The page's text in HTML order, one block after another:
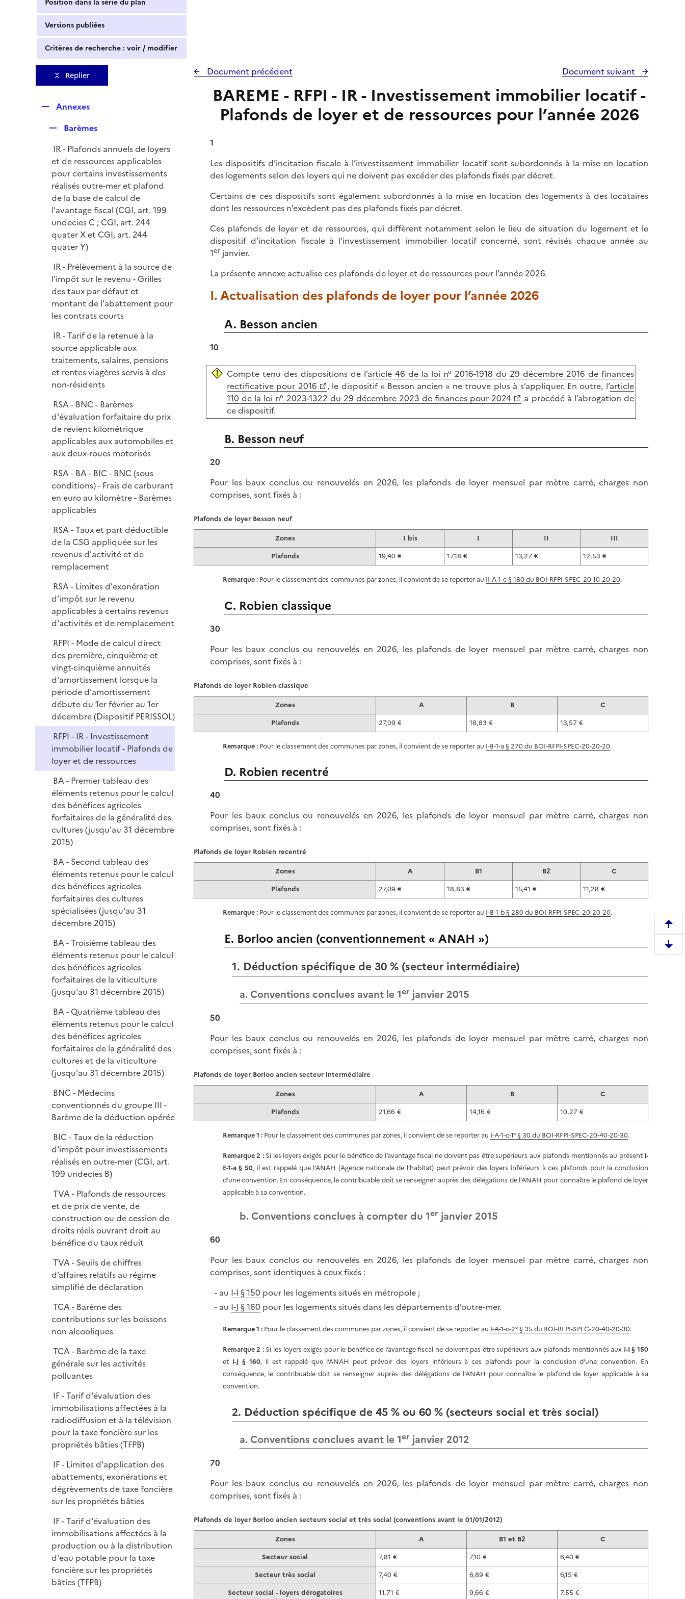
Position dans la série du plan
Versions publiées
Critères de recherche : voir / modifier
Replier
p
e
r
Annexes
p
l
i
e
r
Barèmes
IR - Plafonds annuels de loyers
et de ressources applicables
pour certains investissements
réalisés outre-mer et plafond
de la base de calcul de
l'avantage fiscal (CGI, art. 199
undecies C ; CGI, art. 244
quater X et CGI, art. 244
quater Y)
IR - Prélèvement à la source de
l'impôt sur le revenu - Grilles
des taux par défaut et
montant de l'abattement pour
les contrats courts
IR - Tarif de la retenue à la
source applicable aux
traitements, salaires, pensions
et rentes viagères servis à des
non-résidents
RSA - BNC - Barèmes
d'évaluation forfaitaire du prix
de revient kilométrique
applicables aux automobiles et
aux deux-roues motorisés
RSA - BA - BIC - BNC (sous
conditions) - Frais de carburant
en euro au kilomètre - Barèmes
applicables
RSA - Taux et part déductible
de la CSG appliquée sur les
revenus d'activité et de
remplacement
RSA - Limites d'exonération
d'impôt sur le revenu
applicables à certains revenus
d'activités et de remplacement
RFPI - Mode de calcul direct
des première, cinquième et
vingt-cinquième annuités
d'amortissement lorsque la
période d'amortissement
débute du 1er février au 1er
décembre (Dispositif PERISSOL)
RFPI - IR - Investissement
immobilier locatif - Plafonds de
loyer et de ressources
BA - Premier tableau des
éléments retenus pour le calcul
des bénéfices agricoles
forfaitaires de la généralité des
cultures (jusqu'au 31 décembre
2015)
BA - Second tableau des
éléments retenus pour le calcul
des bénéfices agricoles
forfaitaires des cultures
spécialisées (jusqu'au 31
décembre 2015)
BA - Troisième tableau des
éléments retenus pour le calcul
des bénéfices agricoles
forfaitaires de la viticulture
(jusqu'au 31 décembre 2015)
BA - Quatrième tableau des
éléments retenus pour le calcul
des bénéfices agricoles
forfaitaires de la généralité des
cultures et de la viticulture
(jusqu'au 31 décembre 2015)
BNC - Médecins
conventionnés du groupe III -
Barème de la déduction opérée
BIC - Taux de la réduction
d'impôt pour investissements
réalisés en outre-mer (CGI, art.
199 undecies B)
TVA - Plafonds de ressources
et de prix de vente, de
construction ou de cession de
droits réels ouvrant droit au
bénéfice du taux réduit
TVA - Seuils de chiffres
d’affaires relatifs au régime
simplifié de déclaration
TCA - Barème des
contributions sur les boissons
non alcooliques
TCA - Barème de la taxe
générale sur les activités
polluantes
IF - Tarif d'évaluation des
immobilisations affectées à la
radiodiffusion et à la télévision
pour la taxe foncière sur les
propriétés bâties (TFPB)
IF - Limites d'application des
abattements, exonérations et
dégrèvements de taxe foncière
sur les propriétés bâties
IF - Tarif d'évaluation des
immobilisations affectées à la
production ou à la distribution
d'eau potable pour la taxe
foncière sur les propriétés
bâties (TFPB)
Document précédent Document suivant
BAREME - RFPI - IR - Investissement immobilier locatif -
Plafonds de loyer et de ressources pour l’année 2026
1
Les dispositifs d’incitation fiscale à l’investissement immobilier locatif sont subordonnés à la mise en location
des logements selon des loyers qui ne doivent pas excéder des plafonds fixés par décret.
Certains de ces dispositifs sont également subordonnés à la mise en location des logements à des locataires
dont les ressources n’excèdent pas des plafonds fixés par décret.
Ces plafonds de loyer et de ressources, qui diffèrent notamment selon le lieu de situation du logement et le
dispositif d’incitation fiscale à l’investissement immobilier locatif concerné, sont révisés chaque année au
1er janvier.
La présente annexe actualise ces plafonds de loyer et de ressources pour l’année 2026.
I. Actualisation des plafonds de loyer pour l’année 2026
A. Besson ancien
10
Compte tenu des dispositions de l’article 46 de la loi n° 2016-1918 du 29 décembre 2016 de finances
rectificative pour 2016
, le dispositif « Besson ancien » ne trouve plus à s’appliquer. En outre, l’article
110 de la loi n° 2023-1322 du 29 décembre 2023 de finances pour 2024
a procédé à l’abrogation de
ce dispositif.
B. Besson neuf
20
Pour les baux conclus ou renouvelés en 2026, les plafonds de loyer mensuel par mètre carré, charges non
comprises, sont fixés à :
Plafonds de loyer Besson neuf
Zones
I bis I II
III
Plafonds
19,40 € 17,18 € 13,27 € 12,53 €
Remarque :Pour le classement des communes par zones, il convient de se reporter au II-A-1-c § 180 du BOI-RFPI-SPEC-20-10-20-20.
C. Robien classique
30
Pour les baux conclus ou renouvelés en 2026, les plafonds de loyer mensuel par mètre carré, charges non
comprises, sont fixés à :
Plafonds de loyer Robien classique
Zones
A B
C
Plafonds
27,09 € 18,83 € 13,57 €
Remarque :Pour le classement des communes par zones, il convient de se reporter au I-B-1-a § 270 du BOI-RFPI-SPEC-20-20-20.
D. Robien recentré
40
Pour les baux conclus ou renouvelés en 2026, les plafonds de loyer mensuel par mètre carré, charges non
comprises, sont fixés à :
Plafonds de loyer Robien recentré
Zones
A B1 B2
C
Plafonds
27,09 € 18,83 € 15,41 € 11,28 €
Remarque :Pour le classement des communes par zones, il convient de se reporter au I-B-1-b § 280 du BOI-RFPI-SPEC-20-20-20.
E. Borloo ancien (conventionnement « ANAH »)
1. Déduction spécifique de 30 % (secteur intermédiaire)
a. Conventions conclues avant le 1er janvier 2015
50
Pour les baux conclus ou renouvelés en 2026, les plafonds de loyer mensuel par mètre carré, charges non
comprises, sont fixés à :
Plafonds de loyer Borloo ancien secteur intermédiaire
Zones
A B
C
Plafonds
21,66 € 14,16 € 10,27 €
Remarque 1 :Pour le classement des communes par zones, il convient de se reporter au I-A-1-c-1° § 30 du BOI-RFPI-SPEC-20-40-20-30.
Remarque 2 :Si les loyers exigés pour le bénéfice de l’avantage fiscal ne doivent pas être supérieurs aux plafonds mentionnés au présent I-
E-1-a § 50, il est rappelé que l’ANAH (Agence nationale de l’habitat) peut prévoir des loyers inférieurs à ces plafonds pour la conclusion
d’une convention. En conséquence, le contribuable doit se renseigner auprès des délégations de l’ANAH pour connaître le plafond de loyer
applicable à sa convention.
b. Conventions conclues à compter du 1er janvier 2015
60
Pour les baux conclus ou renouvelés en 2026, les plafonds de loyer mensuel par mètre carré, charges non
comprises, sont identiques à ceuxfixés :
au I-I § 150 pour les logements situés en métropole ;
au I-J § 160 pour les logements situés dans les départements d’outre-mer.
Remarque 1 :Pour le classement des communes par zones, il convient de se reporter au I-A-1-c-2° § 35 du BOI-RFPI-SPEC-20-40-20-30.
Remarque 2 :Si les loyers exigés pour le bénéfice de l’avantage fiscal ne doivent pas être supérieurs aux plafonds mentionnés aux I-I § 150
et I-J § 160, il est rappelé que l’ANAH peut prévoir des loyers inférieurs à ces plafonds pour la conclusion d’une convention. En
conséquence, le contribuable doit se renseigner auprès des délégations de l’ANAH pour connaître le plafond de loyer applicable à sa
convention.
2. Déduction spécifique de 45 % ou 60 % (secteurs social et très social)
a. Conventions conclues avant le 1er janvier 2012
70
Pour les baux conclus ou renouvelés en 2026, les plafonds de loyer mensuel par mètre carré, charges non
comprises, sont fixés à :
Plafonds de loyer Borloo ancien secteurs social et très social (conventions avant le 01/01/2012)
Zones
A B1 et B2
C
Secteur social
7,81 € 7,10 €
6,40 €
Secteur très social
7,40 € 6,89 €
6,15 €
Secteur social - loyers dérogatoires
11,71 € 9,66 € 7,55 €
e
m
D